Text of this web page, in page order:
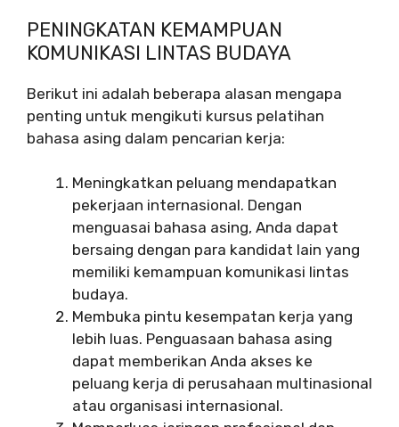
PENINGKATAN KEMAMPUAN
KOMUNIKASI LINTAS BUDAYA
Berikut ini adalah beberapa alasan mengapa
penting untuk mengikuti kursus pelatihan
bahasa asing dalam pencarian kerja:
Meningkatkan peluang mendapatkan
pekerjaan internasional. Dengan
menguasai bahasa asing, Anda dapat
bersaing dengan para kandidat lain yang
memiliki kemampuan komunikasi lintas
budaya.
Membuka pintu kesempatan kerja yang
lebih luas. Penguasaan bahasa asing
dapat memberikan Anda akses ke
peluang kerja di perusahaan multinasional
atau organisasi internasional.